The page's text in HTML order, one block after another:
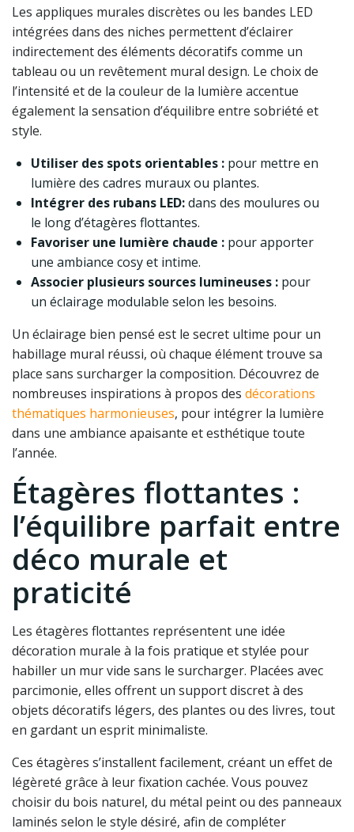
Les appliques murales discrètes ou les bandes LED
intégrées dans des niches permettent d’éclairer
indirectement des éléments décoratifs comme un
tableau ou un revêtement mural design. Le choix de
l’intensité et de la couleur de la lumière accentue
également la sensation d’équilibre entre sobriété et
style.
Utiliser des spots orientables : pour mettre en
lumière des cadres muraux ou plantes.
Intégrer des rubans LED:dans des moulures ou
le long d’étagères flottantes.
Favoriser une lumière chaude : pour apporter
une ambiance cosy et intime.
Associer plusieurs sources lumineuses : pour
un éclairage modulable selon les besoins.
Un éclairage bien pensé est le secret ultime pour un
habillage mural réussi, où chaque élément trouve sa
place sans surcharger la composition. Découvrez de
nombreuses inspirations à propos des décorations
thématiques harmonieuses, pour intégrer la lumière
dans une ambiance apaisante et esthétique toute
l’année.
Étagères flottantes :
l’équilibre parfait entre
déco murale et
praticité
Les étagères flottantes représentent une idée
décoration murale à la fois pratique et stylée pour
habiller un mur vide sans le surcharger. Placées avec
parcimonie, elles offrent un support discret à des
objets décoratifs légers, des plantes ou des livres, tout
en gardant un esprit minimaliste.
Ces étagères s’installent facilement, créant un effet de
légèreté grâce à leur fixation cachée. Vous pouvez
choisir du bois naturel, du métal peint ou des panneaux
laminés selon le style désiré, afin de compléter